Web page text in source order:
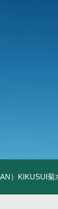
）KIKUSUI